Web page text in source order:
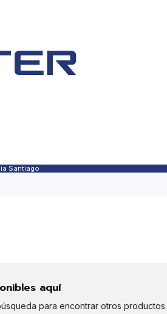
Santiago
aquí
para encontrar otros productos.